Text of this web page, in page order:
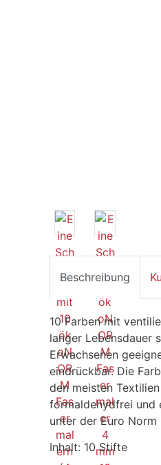
Beschreibung
10 Farben mit
langer Lebensdauer
Erwachsenen
eindrückbar. Die
den meisten
formaldehydfrei und
unter der Euro Norm
Inhalt: 10 Stifte